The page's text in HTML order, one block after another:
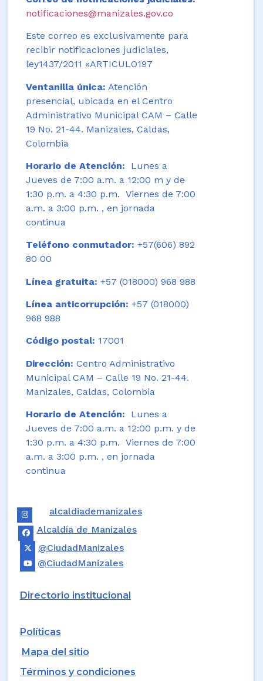
notificaciones@manizales.gov.co
Este correo es exclusivamente para
recibir notificaciones judiciales,
ley1437/2011 «ARTICULO197
Ventanilla única: Atención
presencial, ubicada en el Centro
Administrativo Municipal CAM – Calle
19 No. 21-44. Manizales, Caldas,
Colombia
Horario de Atención:
Lunes a
Jueves de 7:00 a.m. a 12:00 m y de
1:30 p.m. a 4:30 p.m. Viernes de 7:00
a.m. a 3:00 p.m. , en jornada
continua
Teléfono conmutador: +57(606) 892
80 00
Línea gratuita: +57 (018000) 968 988
Línea anticorrupción: +57 (018000)
968 988
Código postal: 17001
Dirección: Centro Administrativo
Municipal CAM – Calle 19 No. 21-44.
Manizales, Caldas, Colombia
Horario de Atención: Lunes a
Jueves de 7:00 a.m. a 12:00 p.m. y de
1:30 p.m. a 4:30 p.m. Viernes de 7:00
a.m. a 3:00 p.m. , en jornada
continua
alcaldiademanizales
Alcaldía de Manizales
@CiudadManizales
@CiudadManizales
Directorio institucional
Políticas
Mapa del sitio
Términos y condiciones